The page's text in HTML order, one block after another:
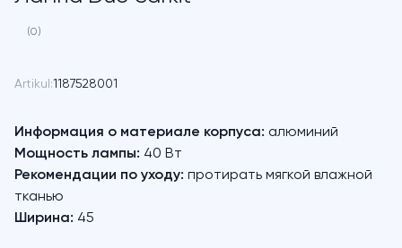
(0)
Artikul:1187528001
Информация о материале корпуса: алюминий
Мощность лампы: 40 Вт
Рекомендации по уходу: протирать мягкой влажной
тканью
Ширина: 45